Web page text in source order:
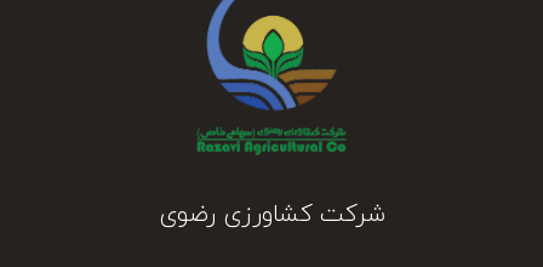
شرکت کشاورزی رضوی